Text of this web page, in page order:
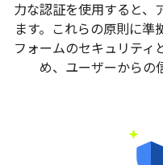
力な認証を使用すると、
ます。これらの原則に
フォームのセキュリティ
め、ユーザーからの